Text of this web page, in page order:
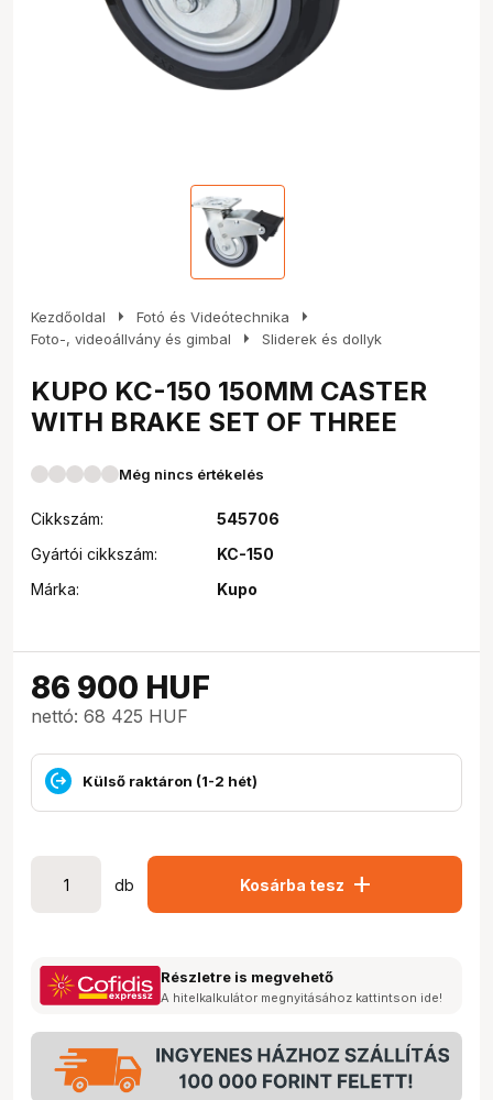
Kezdőoldal arrow_right Fotó és Videótechnika arrow_right
Foto-, videoállvány és gimbal arrow_right Sliderek és dollyk
KUPO KC-150 150MM CASTER
WITH BRAKE SET OF THREE
Még nincs értékelés
Cikkszám:
545706
Gyártói cikkszám:
KC-150
Márka:
Kupo
86 900 HUF
nettó: 68 425 HUF
Külső raktáron (1-2 hét)
db Kosárba tesz add
Részletre is megvehető
A hitelkalkulátor megnyitásához kattintson ide!